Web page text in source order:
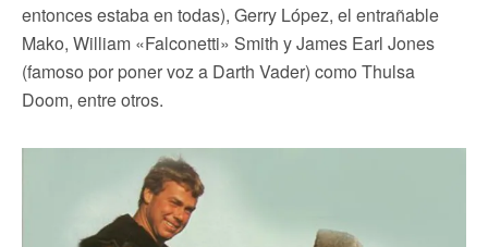
entonces estaba en todas), Gerry López, el entrañable
Mako, William «Falconetti» Smith y James Earl Jones
(famoso por poner voz a Darth Vader) como Thulsa
Doom, entre otros.